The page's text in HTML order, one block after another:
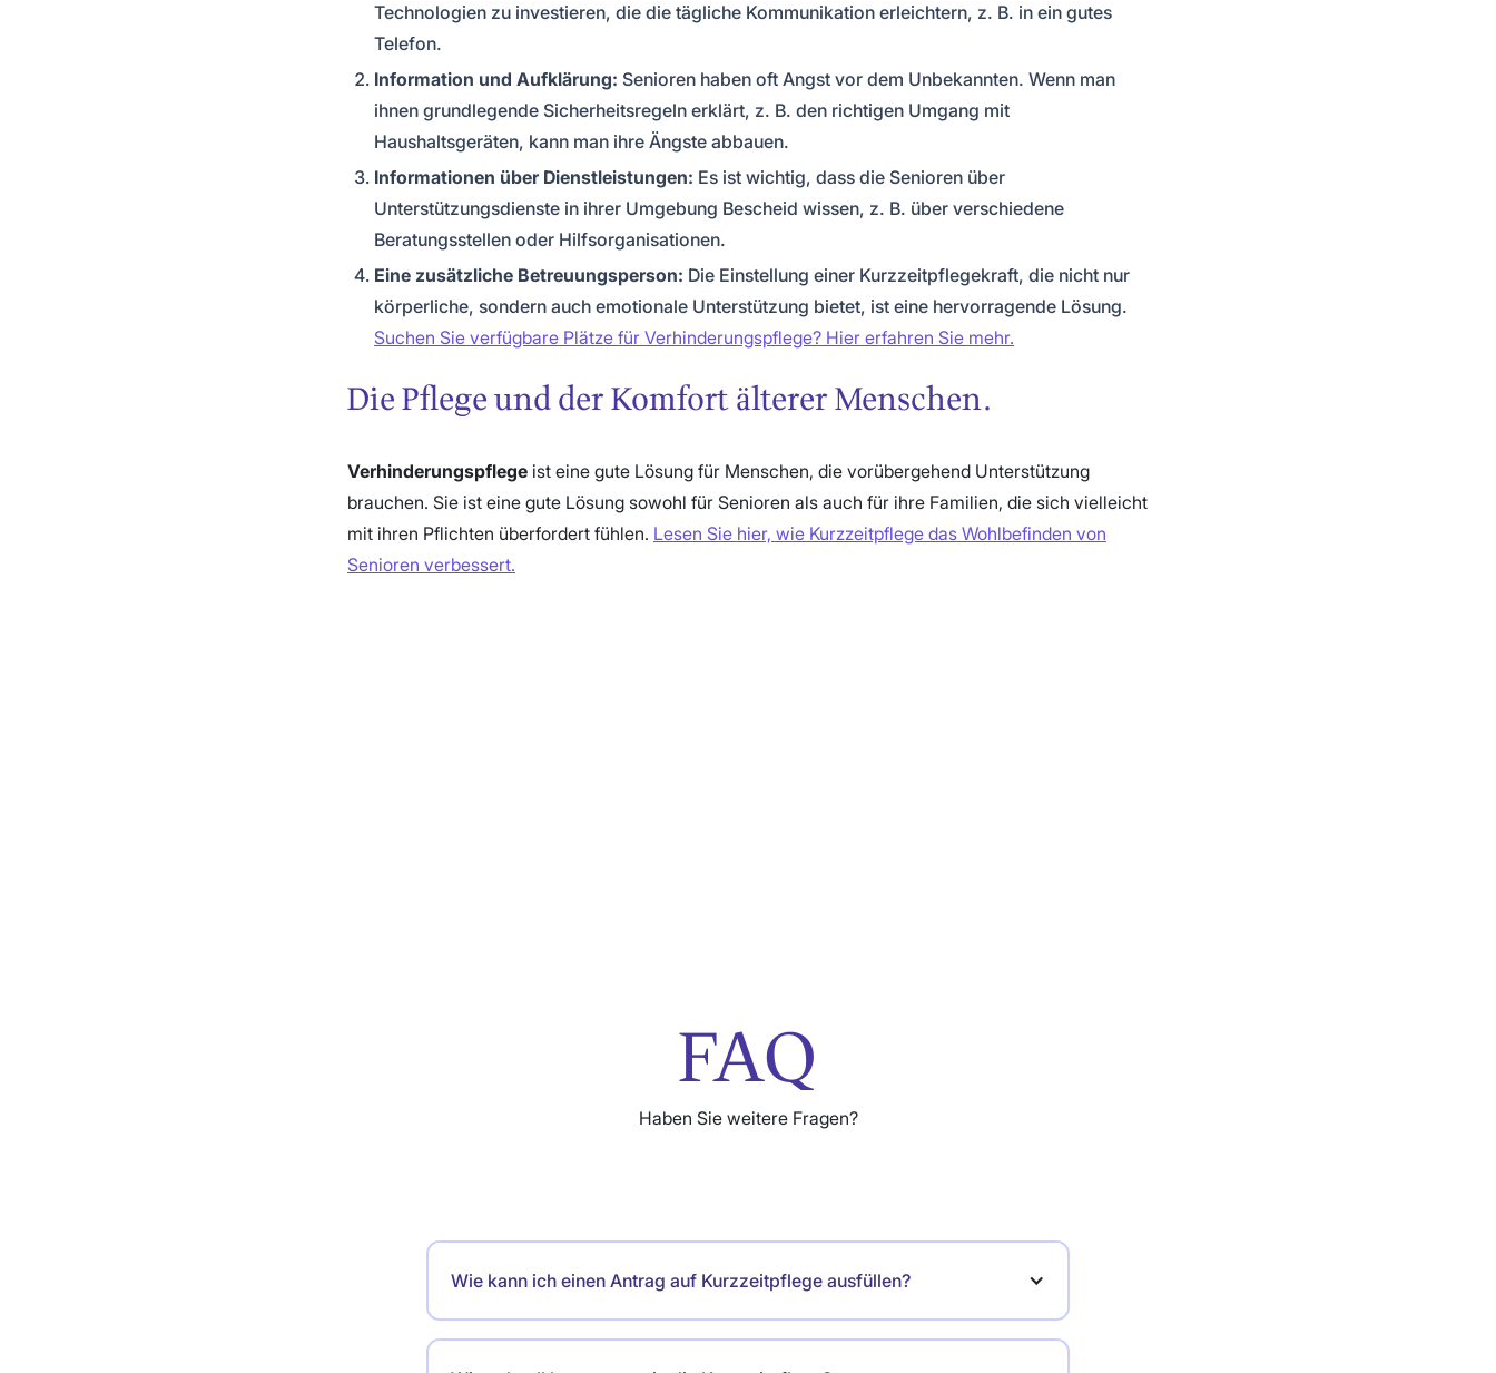
Technologien zu investieren, die die tägliche Kommunikation erleichtern, z. B. in ein gutes
Telefon.
Information und Aufklärung: Senioren haben oft Angst vor dem Unbekannten. Wenn man
ihnen grundlegende Sicherheitsregeln erklärt, z. B. den richtigen Umgang mit
Haushaltsgeräten, kann man ihre Ängste abbauen.
Informationen über Dienstleistungen: Es ist wichtig, dass die Senioren über
Unterstützungsdienste in ihrer Umgebung Bescheid wissen, z. B. über verschiedene
Beratungsstellen oder Hilfsorganisationen.
Eine zusätzliche Betreuungsperson: Die Einstellung einer Kurzzeitpflegekraft, die nicht nur
körperliche, sondern auch emotionale Unterstützung bietet, ist eine hervorragende Lösung.
Suchen Sie verfügbare Plätze für Verhinderungspflege? Hier erfahren Sie mehr.
Die Pflege und der Komfort älterer Menschen.
Verhinderungspflege ist eine gute Lösung für Menschen, die vorübergehend Unterstützung
brauchen. Sie ist eine gute Lösung sowohl für Senioren als auch für ihre Familien, die sich vielleicht
mit ihren Pflichten überfordert fühlen. Lesen Sie hier, wie Kurzzeitpflege das Wohlbefinden von
Senioren verbessert.
FAQ
Haben Sie weitere Fragen?
Wie kann ich einen Antrag auf Kurzzeitpflege ausfüllen?